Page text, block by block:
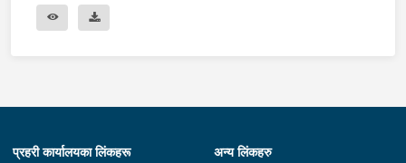
प्रहरी कार्यालयका लिंकहरू अन्य लिंकहरु